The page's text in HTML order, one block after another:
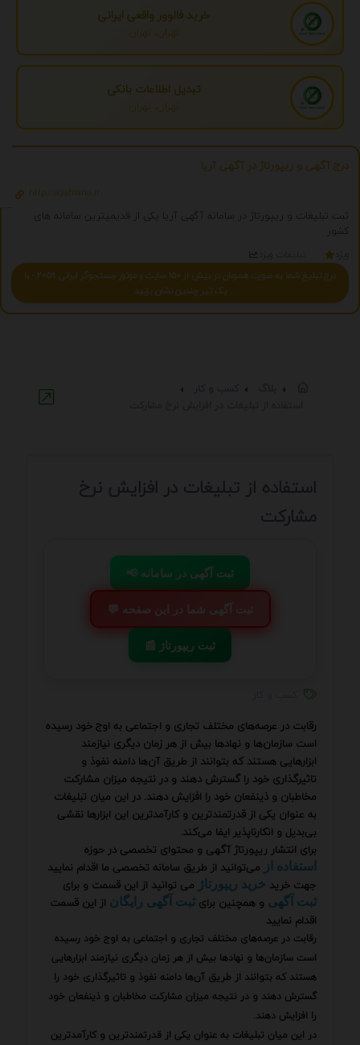
خرید فالوور واقعی ایرانی
تهران، تهران
تبدیل اطلاعات بانکی
تهران، تهران
درج آگهی و ریپورتاژ در آگهی آریا
http://agahiaria.ir
ثبت تبلیغات و ریپورتاژ در سامانه آگهی آریا یکی از قدیمیترین سامانه های
کشور
درج تبلیغ شما به صورت همزمان در بیش از 150 سایت و موتور جستجوگر ایرانی 2059 - با
یک تیر چندین نشان بزنید
استفاده از تبلیغات در افزایش نرخ
مشارکت
📢 ثبت آگهی در سامانه
💬 ثبت آگهی شما در این صفحه
📰 ثبت ریپورتاژ
رقابت در عرصه‌های مختلف تجاری و اجتماعی به اوج خود رسیده
است سازمان‌ها و نهادها بیش از هر زمان دیگری نیازمند
ابزارهایی هستند که بتوانند از طریق آن‌ها دامنه نفوذ و
تاثیرگذاری خود را گسترش دهند و در نتیجه میزان مشارکت
مخاطبان و ذینفعان خود را افزایش دهند. در این میان تبلیغات
به عنوان یکی از قدرتمندترین و کارآمدترین این ابزارها نقشی
بی‌بدیل و انکارناپذیر ایفا می‌کند.
برای انتشار ریپورتاژ آگهی و محتوای تخصصی در حوزه
استفاده از می‌توانید از طریق سامانه تخصصی ما اقدام نمایید
جهت خرید خرید ریپورتاژ می توانید از این قسمت و برای
ثبت آگهی و همچنین برای ثبت آگهی رایگان از این قسمت
اقدام نمایید
رقابت در عرصه‌های مختلف تجاری و اجتماعی به اوج خود رسیده
است سازمان‌ها و نهادها بیش از هر زمان دیگری نیازمند ابزارهایی
هستند که بتوانند از طریق آن‌ها دامنه نفوذ و تاثیرگذاری خود را
گسترش دهند و در نتیجه میزان مشارکت مخاطبان و ذینفعان خود
را افزایش دهند.
در این میان تبلیغات به عنوان یکی از قدرتمندترین و کارآمدترین